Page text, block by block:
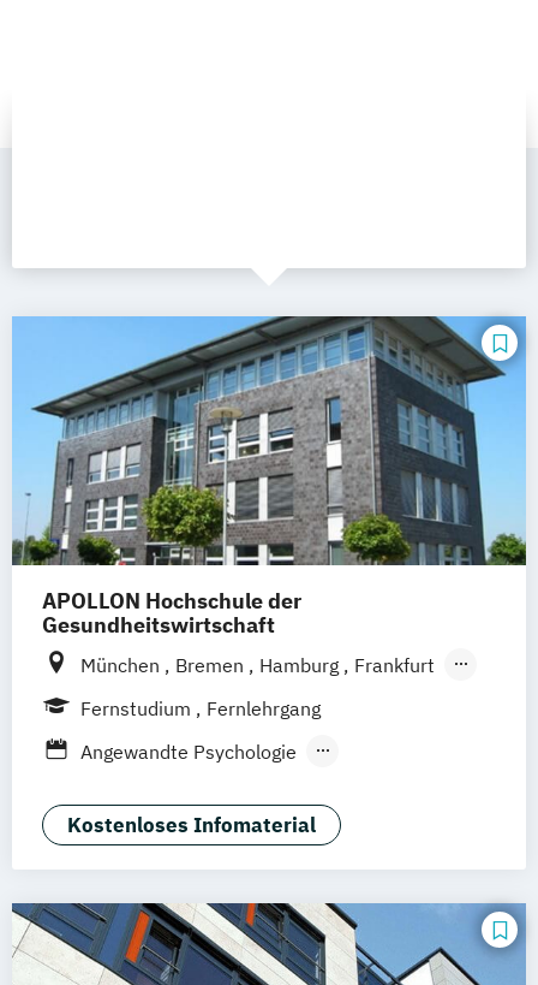
APOLLON Hochschule der
Gesundheitswirtschaft
München Bremen Hamburg
Frankfurt
Köln
Göttingen Leipzig
Stuttgart
Fernstudium
Fernlehrgang
Angewandte Psychologie
Persönlichkeitspsychologie
Gesundheitspsychologie
Psychologie für Führungskräfte
Psychologische Grundlagen der sozialen
Kostenloses Infomaterial